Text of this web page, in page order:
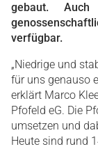
gebaut.
verfügbar.
„Niedrige und
für uns genauso
erklärt Marco
Pfofeld eG. Die
umsetzen und
Heute sind rund